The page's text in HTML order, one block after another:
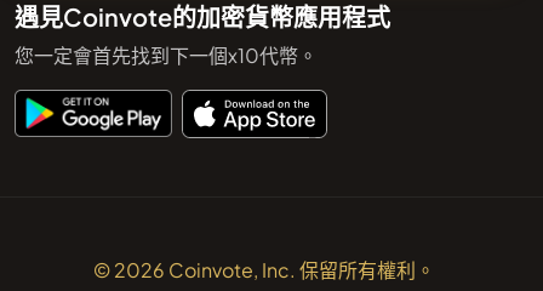
遇見Coinvote的加密貨幣應用程式
您一定會首先找到下一個x10代幣。
© 2026 Coinvote, Inc. 保留所有權利。